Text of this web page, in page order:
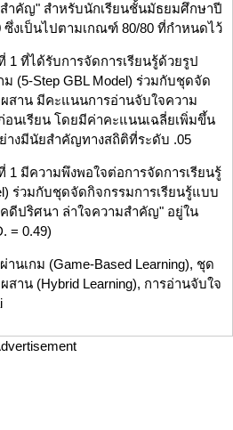
ำคัญ" สำหรับนักเรียนชั้นมัธยมศึกษาปี
ซึ่งเป็นไปตามเกณฑ์ 80/80 ที่กำหนดไว้
ที่ได้รับการจัดการเรียนรู้ด้วยรูป
(5-Step GBL Model) ร่วมกับชุดจัด
สาน มีคะแนนการอ่านจับใจความ
อนเรียน โดยมีค่าคะแนนเฉลี่ยเพิ่มขึ้น
างมีนัยสำคัญทางสถิติที่ระดับ .05
มีความพึงพอใจต่อการจัดการเรียนรู้
ร่วมกับชุดจัดกิจกรรมการเรียนรู้แบบ
คดีปริศนา ล่าใจความสำคัญ" อยู่ใน
= 0.49)
นเกม (Game-Based Learning), ชุด
าน (Hybrid Learning), การอ่านจับใจ